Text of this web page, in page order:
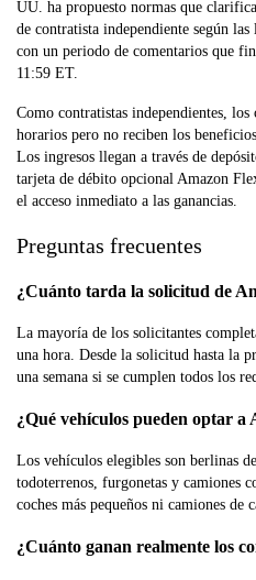
UU. ha propuesto normas que
de contratista independiente según las
con un periodo de comentarios que
11:59 ET.
Como contratistas independientes,
horarios pero no reciben los
Los ingresos llegan a través de
tarjeta de débito opcional Amazon
el acceso inmediato a las ganancias.
Preguntas frecuentes
¿Cuánto tarda la solicitud de
La mayoría de los solicitantes
una hora. Desde la solicitud hasta la
una semana si se cumplen todos los
¿Qué vehículos pueden optar a
Los vehículos elegibles son berlinas
todoterrenos, furgonetas y camiones
coches más pequeños ni camiones de
¿Cuánto ganan realmente los